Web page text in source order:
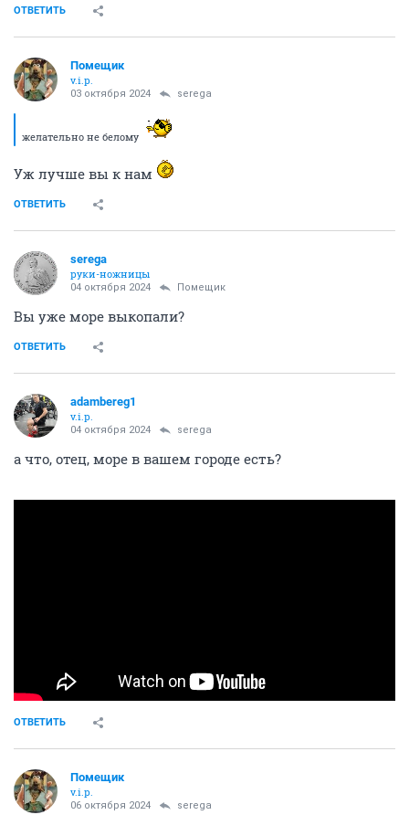
ОТВЕТИТЬ
Помещик
v.i.p.
03 октября 2024 serega
желательно не белому
Уж лучше вы к нам
ОТВЕТИТЬ
serega
руки-ножницы
04 октября 2024 Помещик
Вы уже море выкопали?
ОТВЕТИТЬ
adambereg1
v.i.p.
04 октября 2024 serega
а что, отец, море в вашем городе есть?
ОТВЕТИТЬ
Помещик
v.i.p.
06 октября 2024 serega